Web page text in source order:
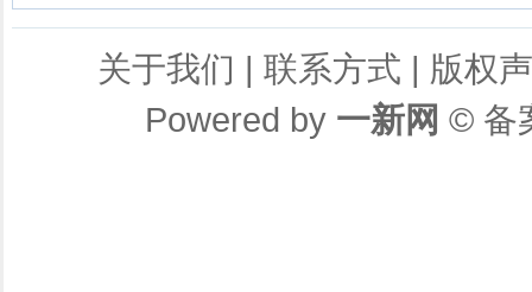
关于我们 | 联系方式 | 版权
Powered by 一新网 © 备